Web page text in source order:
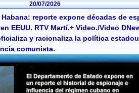
20/07/2026
reporte expone décadas de
EEUU. RTV Martí.+ Video./Video
y racionaliza la política
comunista.